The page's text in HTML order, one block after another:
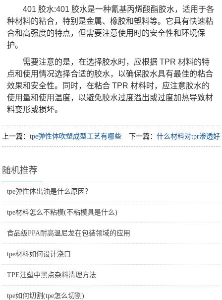
401 胶水:401 胶水是一种氰基丙烯酸酯胶水，适用于各
种材料的粘合，特别是金属、橡胶和塑料等。它具有快速粘
合和高强度的特点，但需要注意使用时的安全性和环境保
护。
需要注意的是，在选择胶水时，应根据 TPR 材料的特
点和使用情况选择合适的胶水，以确保胶水具有最佳的粘合
效果和安全性。同时，在粘合 TPR 材料时，应注意胶水的
使用量和使用温度，以避免胶水过度溢出或过度加热导致材
料变形或损坏。
上一篇：tpe弹性体吹塑成型工艺有哪些 下一篇： 什么材料对tpr渗透好
随机推荐
tpe弹性体出油是什么原因？
tpe材料怎么不粘模(不粘模具是什么)
食品级PPA耐高温尼龙在包装领域的应用
tpe材料如何设计浇口
TPE注塑中黑点杂料清理方法
tpe如何切割(tpe怎么切割)